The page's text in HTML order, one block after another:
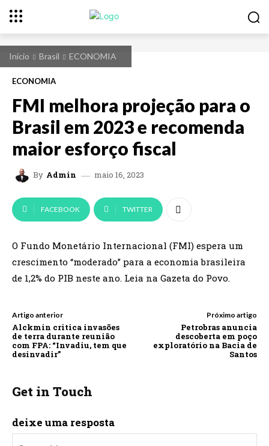
Início Brasil ECONOMIA
ECONOMIA
FMI melhora projeção para o
Brasil em 2023 e recomenda
maior esforço fiscal
By Admin maio 16, 2023
FACEBOOK TWITTER
O Fundo Monetário Internacional (FMI) espera um
crescimento “moderado” para a economia brasileira
de 1,2% do PIB neste ano. Leia na Gazeta do Povo.
Artigo anterior
Alckmin critica invasões
de terra durante reunião
com FPA: “Invadiu, tem que
desinvadir”
Próximo artigo
Petrobras anuncia
descoberta em poço
exploratório na Bacia de
Santos
Get in Touch
deixe uma resposta